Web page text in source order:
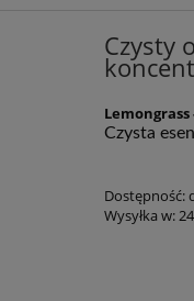
Czysty
Czy­sta
Dostępność:
Wysyłka w: